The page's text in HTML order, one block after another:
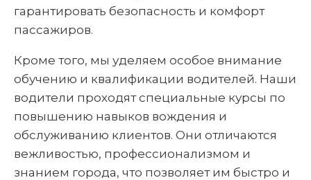
гарантировать безопасность и комфорт
пассажиров.
Кроме того, мы уделяем особое внимание
обучению и квалификации водителей. Наши
водители проходят специальные курсы по
повышению навыков вождения и
обслуживанию клиентов. Они отличаются
вежливостью, профессионализмом и
знанием города, что позволяет им быстро и